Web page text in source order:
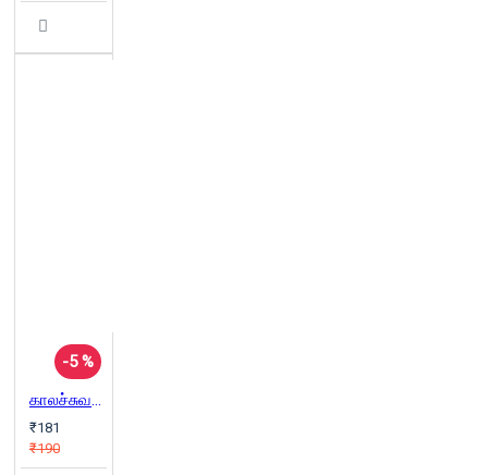
-5 %
காலச்சுவடு நேர்முகம் (2000-2003)
₹181
₹190